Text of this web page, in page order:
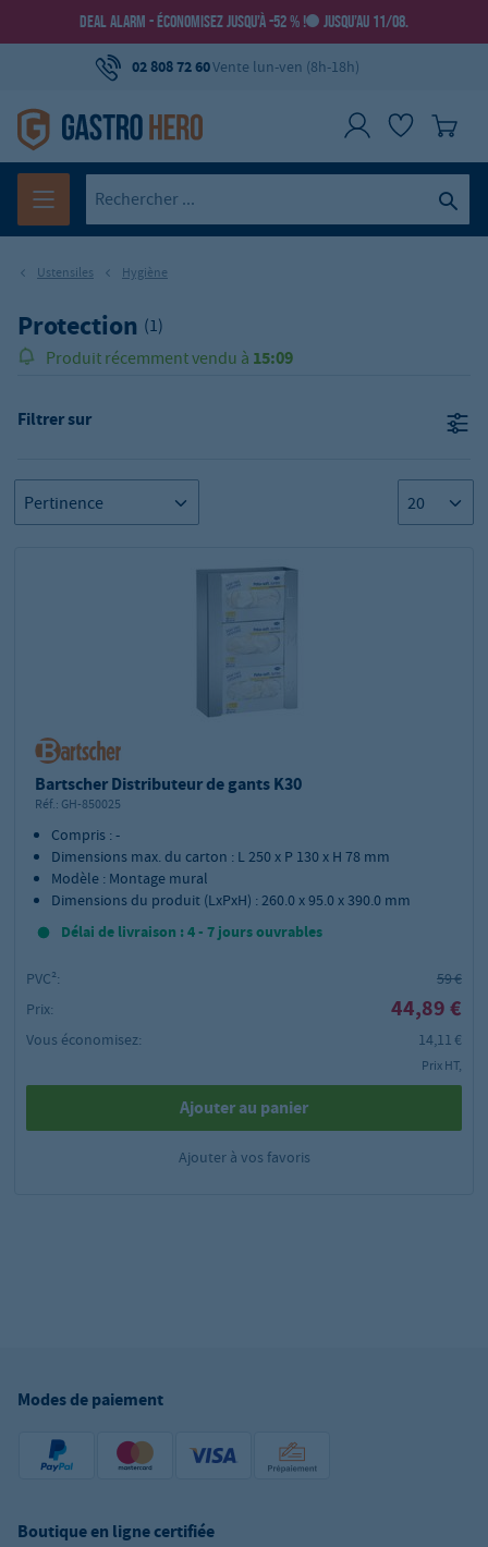
DEAL ALARM - ÉCONOMISEZ JUSQU’À -52 % ! JUSQU’AU 11/08.
02 808 72 60Vente lun-ven (8h-18h)
Ustensiles Hygiène
Protection (1)
Produit récemment vendu à 15:09
Filtrer sur
Bartscher Distributeur de gants K30
Réf.: GH-850025
Compris : -
Dimensions max. du carton : L 250 x P 130 x H 78 mm
Modèle : Montage mural
Dimensions du produit (LxPxH) : 260.0 x 95.0 x 390.0 mm
Délai de livraison : 4 - 7 jours ouvrables
PVC²:
59 €
Prix:
44,89 €
Vous économisez: 14,11 €
Prix HT,
Ajouter au panier
Ajouter à vos favoris
Modes de paiement
Boutique en ligne certifiée